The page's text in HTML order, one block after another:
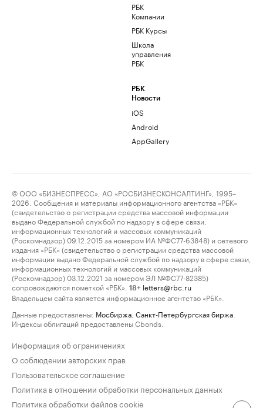
РБК
Компании
РБК Курсы
Школа
управления
РБК
РБК
Новости
iOS
Android
AppGallery
© ООО «БИЗНЕСПРЕСС», АО «РОСБИЗНЕСКОНСАЛТИНГ», 1995–
2026. Сообщения и материалы информационного агентства «РБК»
(свидетельство о регистрации средства массовой информации
выдано Федеральной службой по надзору в сфере связи,
информационных технологий и массовых коммуникаций
(Роскомнадзор) 09.12.2015 за номером ИА №ФС77-63848) и сетевого
издания «РБК» (свидетельство о регистрации средства массовой
информации выдано Федеральной службой по надзору в сфере связи,
информационных технологий и массовых коммуникаций
(Роскомнадзор) 03.12.2021 за номером ЭЛ №ФС77-82385)
сопровождаются пометкой «РБК».
18+ letters@rbc.ru
Владельцем сайта является информационное агентство «РБК».
Данные предоставлены: Мосбиржа Санкт-Петербургская биржа
Индексы облигаций предоставлены Cbonds.
Информация об ограничениях
О соблюдении авторских прав
Пользовательское соглашение
Политика в отношении обработки персональных данных
Политика обработки файлов cookie